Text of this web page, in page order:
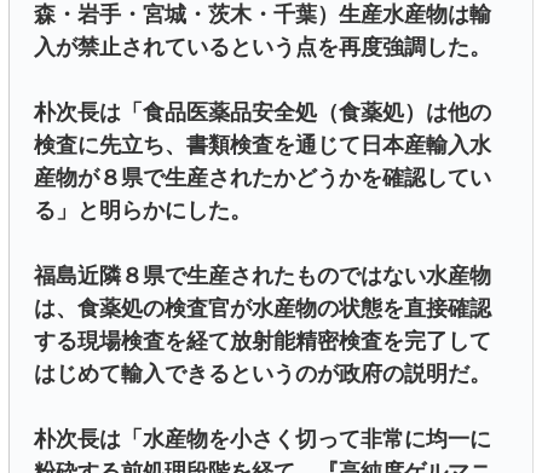
森・岩手・宮城・茨木・千葉）生産水産物は輸
入が禁止されているという点を再度強調した。
朴次長は「食品医薬品安全処（食薬処）は他の
検査に先立ち、書類検査を通じて日本産輸入水
産物が８県で生産されたかどうかを確認してい
る」と明らかにした。
福島近隣８県で生産されたものではない水産物
は、食薬処の検査官が水産物の状態を直接確認
する現場検査を経て放射能精密検査を完了して
はじめて輸入できるというのが政府の説明だ。
朴次長は「水産物を小さく切って非常に均一に